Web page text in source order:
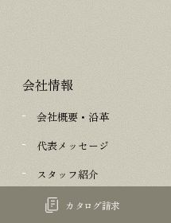
カタログ請求
会社情報
会社概要・沿革
代表メッセージ
スタッフ紹介
採用情報